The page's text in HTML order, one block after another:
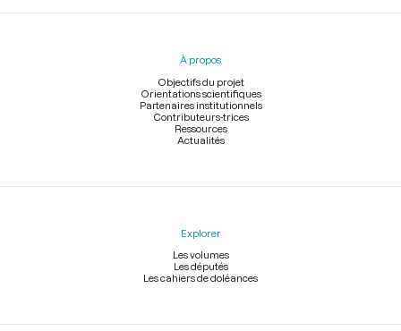
Menu
À propos
Objectifs du projet
Orientations scientifiques
Partenaires institutionnels
Contributeurs-trices
Ressources
Actualités
Explorer
Les volumes
Les députés
Les cahiers de doléances